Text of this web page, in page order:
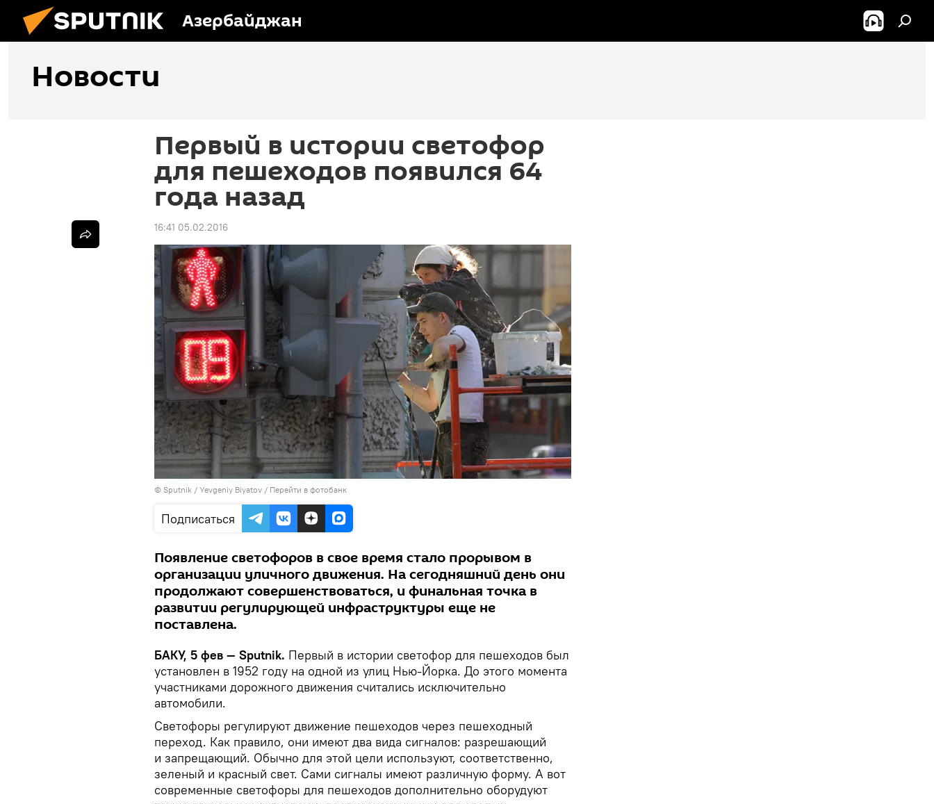
Азербайджан
Новости
Первый в истории светофор
для пешеходов появился 64
года назад
16:41 05.02.2016
© Sputnik / Yevgeniy Biyatov / Перейти в фотобанк
Подписаться
Появление светофоров в свое время стало прорывом в
организации уличного движения. На сегодняшний день они
продолжают совершенствоваться, и финальная точка в
развитии регулирующей инфраструктуры еще не
поставлена.
БАКУ, 5 фев — Sputnik. Первый в истории светофор для пешеходов был
установлен в 1952 году на одной из улиц Нью-Йорка. До этого момента
участниками дорожного движения считались исключительно
автомобили.
Светофоры регулируют движение пешеходов через пешеходный
переход. Как правило, они имеют два вида сигналов: разрешающий
и запрещающий. Обычно для этой цели используют, соответственно,
зеленый и красный свет. Сами сигналы имеют различную форму. А вот
современные светофоры для пешеходов дополнительно оборудуют